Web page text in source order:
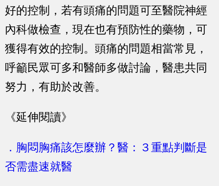
好的控制，若有頭痛的問題可至醫院神經
內科做檢查，現在也有預防性的藥物，可
獲得有效的控制。頭痛的問題相當常見，
呼籲民眾可多和醫師多做討論，醫患共同
努力，有助於改善。
《延伸閱讀》
．胸悶胸痛該怎麼辦？醫：３重點判斷是
否需盡速就醫